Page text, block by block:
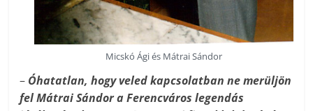
Micskó Ági és Mátrai Sándor
– Óhatatlan, hogy veled kapcsolatban ne merüljön
fel Mátrai Sándor a Ferencváros legendás